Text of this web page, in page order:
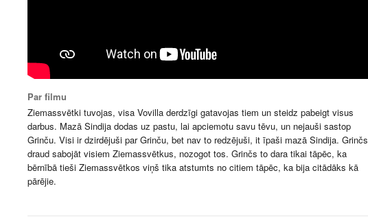
Par filmu
Ziemassvētki tuvojas, visa Vovilla derdzīgi gatavojas tiem un steidz pabeigt visus
darbus. Mazā Sindija dodas uz pastu, lai apciemotu savu tēvu, un nejauši sastop
Grinču. Visi ir dzirdējuši par Grinču, bet nav to redzējuši, it īpaši mazā Sindija. Grinčs
draud sabojāt visiem Ziemassvētkus, nozogot tos. Grinčs to dara tikai tāpēc, ka
bērnībā tieši Ziemassvētkos viņš tika atstumts no citiem tāpēc, ka bija citādāks kā
pārējie.